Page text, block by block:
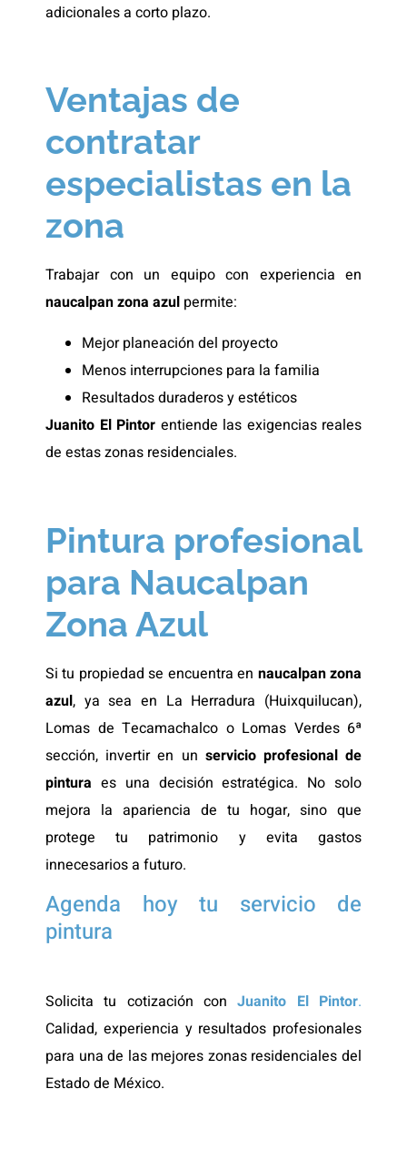
adicionales a corto plazo.
Ventajas de
contratar
especialistas en la
zona
Trabajar con un equipo con experiencia en
naucalpan zona azul permite:
Mejor planeación del proyecto
Menos interrupciones para la familia
Resultados duraderos y estéticos
Juanito El Pintor entiende las exigencias reales
de estas zonas residenciales.
Pintura profesional
para Naucalpan
Zona Azul
Si tu propiedad se encuentra en naucalpan zona
azul, ya sea en La Herradura (Huixquilucan),
Lomas de Tecamachalco o Lomas Verdes 6ª
sección, invertir en un servicio profesional de
pintura es una decisión estratégica. No solo
mejora la apariencia de tu hogar, sino que
protege tu patrimonio y evita gastos
innecesarios a futuro.
Agenda hoy tu servicio de
pintura
Solicita tu cotización conJuanito El Pintor.
Calidad, experiencia y resultados profesionales
para una de las mejores zonas residenciales del
Estado de México.